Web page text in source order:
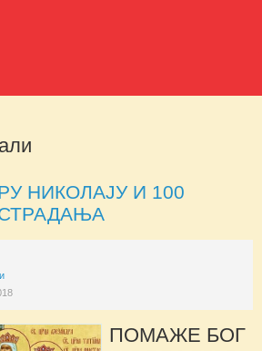
НИКОЛАЈУ И 100
ПОМАЖЕ БОГ